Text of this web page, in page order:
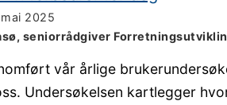
2025
seniorrådgiver
vår årlige
Undersøkelsen kartlegger